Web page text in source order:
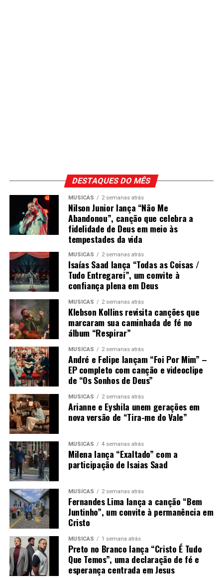
DESTAQUES DO MÊS
MÚSICAS 2 semanas atrás
Nilson Junior lança “Não Me
Abandonou”, canção que celebra a
fidelidade de Deus em meio às
tempestades da vida
MÚSICAS 2 semanas atrás
Isaías Saad lança “Todas as Coisas /
Tudo Entregarei”, um convite à
confiança plena em Deus
MÚSICAS 2 semanas atrás
Klebson Kollins revisita canções que
marcaram sua caminhada de fé no
álbum “Respirar”
MÚSICAS 2 semanas atrás
André e Felipe lançam “Foi Por Mim” –
EP completo com canção e videoclipe
de “Os Sonhos de Deus”
MÚSICAS 2 semanas atrás
Arianne e Eyshila unem gerações em
nova versão de “Tira-me do Vale”
MÚSICAS 4 semanas atrás
Milena lança “Exaltado” com a
participação de Isaias Saad
MÚSICAS 2 semanas atrás
Fernandes Lima lança a canção “Bem
Juntinho”, um convite à permanência em
Cristo
MÚSICAS 1 semana atrás
Preto no Branco lança “Cristo É Tudo
Que Temos”, uma declaração de fé e
esperança centrada em Jesus